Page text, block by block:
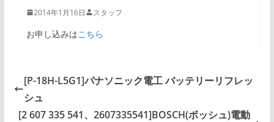
2014年1月16日 スタッフ
お申し込みはこちら
[P-18H-L5G1]パナソニック電工 バッテリーリフレッ
シュ
[2 607 335 541、2607335541]BOSCH(ボッシュ)電動